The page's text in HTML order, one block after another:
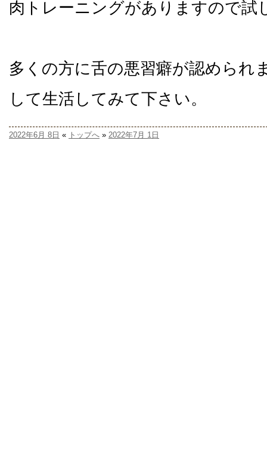
肉トレーニングがありますので試
多くの方に舌の悪習癖が認められ
して生活してみて下さい。
2022年6月 8日 « トップへ » 2022年7月 1日